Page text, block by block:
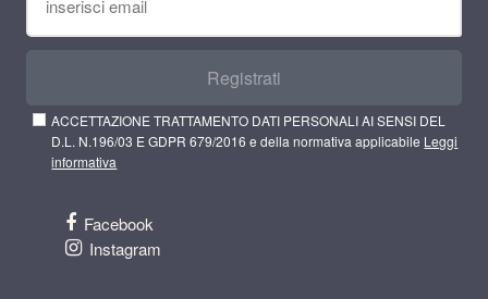
Registrati
ACCETTAZIONE TRATTAMENTO DATI PERSONALI AI SENSI DEL
D.L. N.196/03 E GDPR 679/2016 e della normativa applicabile Leggi
informativa
Facebook
Instagram